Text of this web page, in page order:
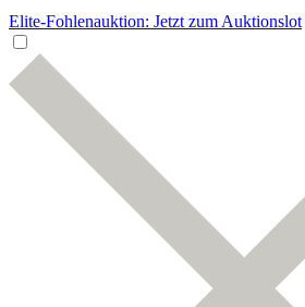
Elite-Fohlenauktion: Jetzt zum Auktionslot